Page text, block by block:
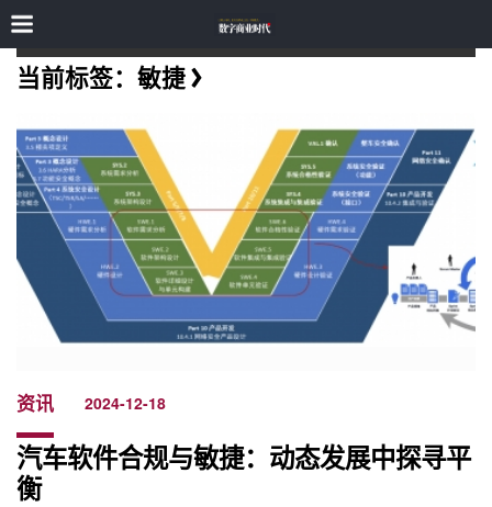
当前标签：敏捷
资讯 2024-12-18
汽车软件合规与敏捷：动态发展中探寻平
衡